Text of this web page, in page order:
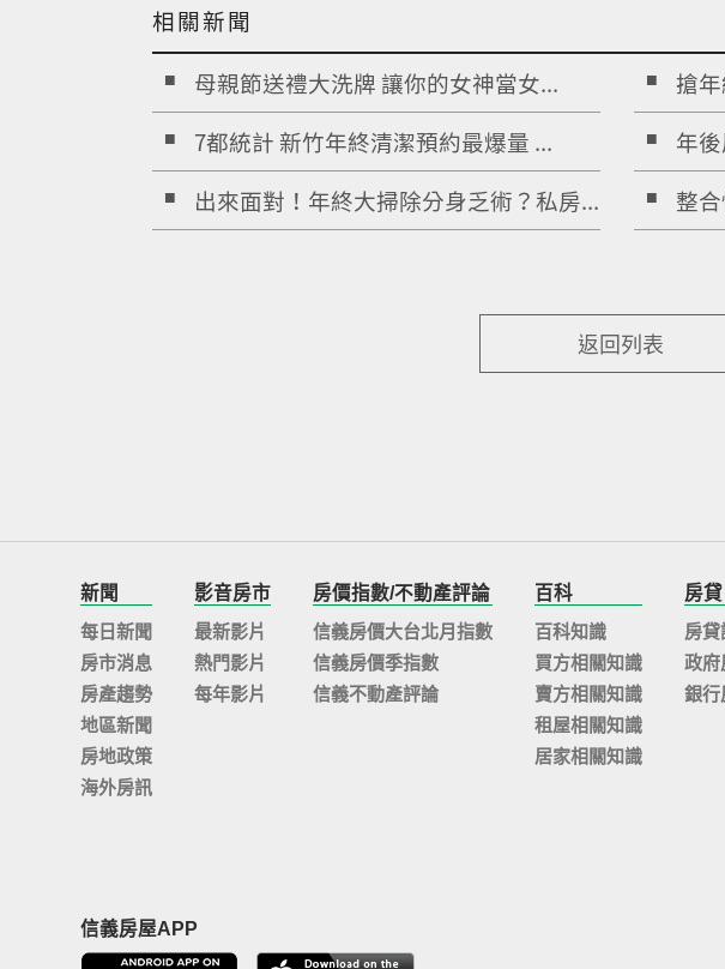
相關新聞
母親節送禮大洗牌 讓你的女神當女...
搶
7都統計 新竹年終清潔預約最爆量 ...
年
出來面對！年終大掃除分身乏術？私房...
整
返回列表
新聞
每日新聞
房市消息
房產趨勢
地區新聞
房地政策
海外房訊
影音房市
最新影片
熱門影片
每年影片
房價指數/不動產評論
信義房價大台北月指數
信義房價季指數
信義不動產評論
百科
百科知識
買方相關知識
賣方相關知識
租屋相關知識
居家相關知識
房貸
房貸
政府
銀行
信義房屋APP